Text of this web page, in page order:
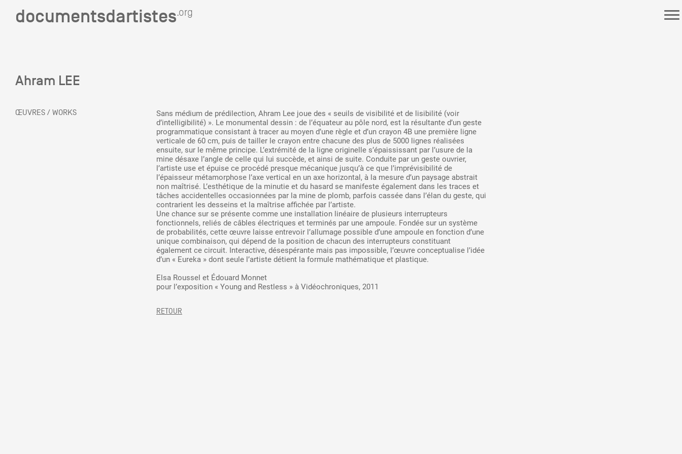
documentsdartistes.org
documentsdartistes.org
Équipe
Visites d'ateliers
Production vidéo
1% œuvres dans l'espace public
Année par année
Collection vidéos
Candidater
Contact
Ahram LEE
ŒUVRES / WORKS
Sans médium de prédilection, Ahram Lee joue des « seuils de visibilité et de lisibilité (voir
d’intelligibilité) ». Le monumental dessin : de l’équateur au pôle nord, est la résultante d’un geste
programmatique consistant à tracer au moyen d’une règle et d’un crayon 4B une première ligne
verticale de 60 cm, puis de tailler le crayon entre chacune des plus de 5000 lignes réalisées
ensuite, sur le même principe. L’extrémité de la ligne originelle s’épaississant par l’usure de la
mine désaxe l’angle de celle qui lui succède, et ainsi de suite. Conduite par un geste ouvrier,
l’artiste use et épuise ce procédé presque mécanique jusqu’à ce que l’imprévisibilité de
l’épaisseur métamorphose l’axe vertical en un axe horizontal, à la mesure d’un paysage abstrait
non maîtrisé. L’esthétique de la minutie et du hasard se manifeste également dans les traces et
tâches accidentelles occasionnées par la mine de plomb, parfois cassée dans l’élan du geste, qui
contrarient les desseins et la maîtrise affichée par l’artiste.
Une chance sur se présente comme une installation linéaire de plusieurs interrupteurs
fonctionnels, reliés de câbles électriques et terminés par une ampoule. Fondée sur un système
de probabilités, cette œuvre laisse entrevoir l’allumage possible d’une ampoule en fonction d’une
unique combinaison, qui dépend de la position de chacun des interrupteurs constituant
également ce circuit. Interactive, désespérante mais pas impossible, l’œuvre conceptualise l’idée
d’un « Eureka » dont seule l’artiste détient la formule mathématique et plastique.
Elsa Roussel et Édouard Monnet
pour l’exposition « Young and Restless » à Vidéochroniques, 2011
RETOUR